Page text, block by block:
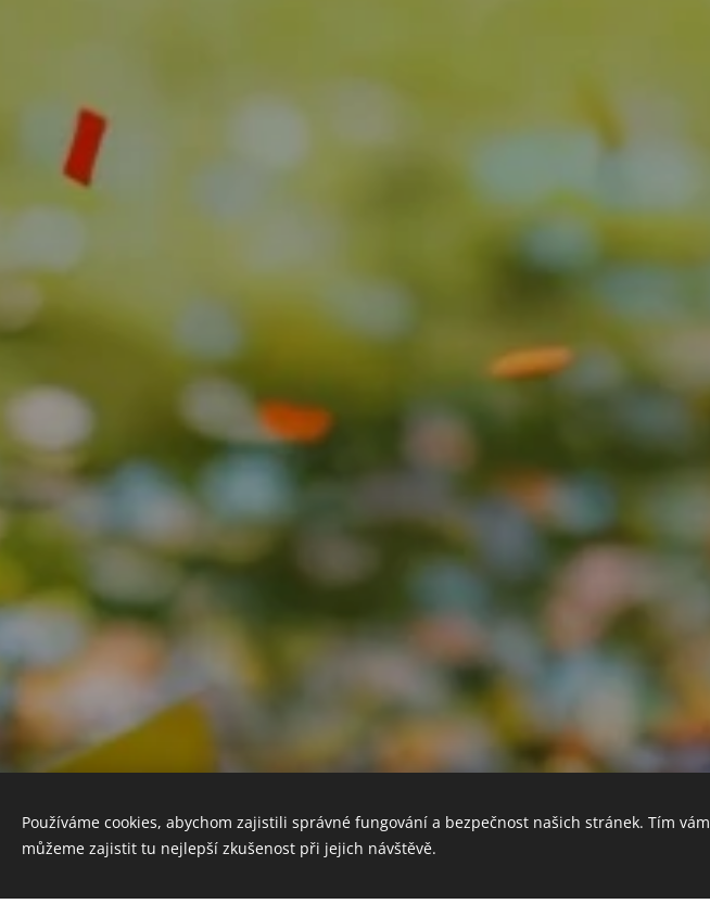
Používáme cookies, abychom zajistili správné fungování a bezpečnost našich stránek. Tím vám
můžeme zajistit tu nejlepší zkušenost při jejich návštěvě.